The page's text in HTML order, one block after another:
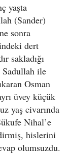
yaşta
(Sander)
sonra
dert
sakladığı
Sadullah ile
Osman
üvey küçük
yaş civarında
Nihal’e
hislerini
olumsuzdu.